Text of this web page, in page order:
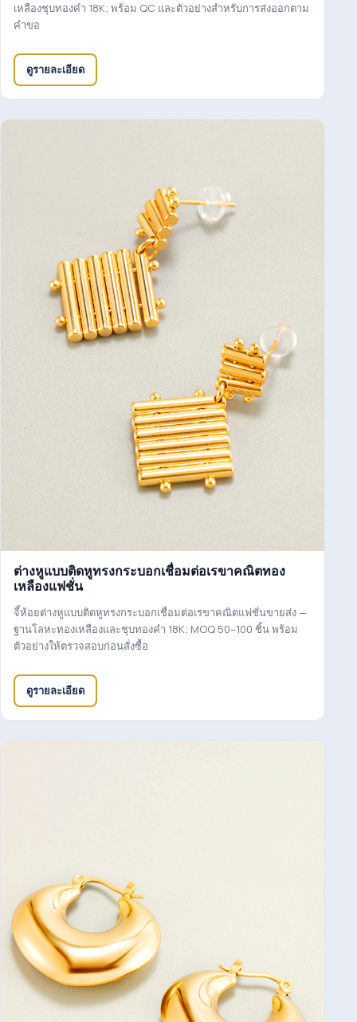
เหลืองชุบทองคำ 18K; พร้อม QC และตัวอย่างสำหรับการส่งออกตาม
คำขอ
ดูรายละเอียด
ต่างหูแบบติดหูทรงกระบอกเชื่อมต่อเรขาคณิตทอง
เหลืองแฟชั่น
จี้ห้อยต่างหูแบบติดหูทรงกระบอกเชื่อมต่อเรขาคณิตแฟชั่นขายส่ง —
ฐานโลหะทองเหลืองและชุบทองคำ 18K; MOQ 50–100 ชิ้น พร้อม
ตัวอย่างให้ตรวจสอบก่อนสั่งซื้อ
ดูรายละเอียด